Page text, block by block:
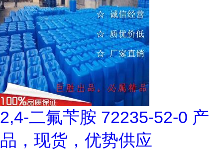
2,4-二氟苄胺 72235-52-0 产
品，现货，优势供应